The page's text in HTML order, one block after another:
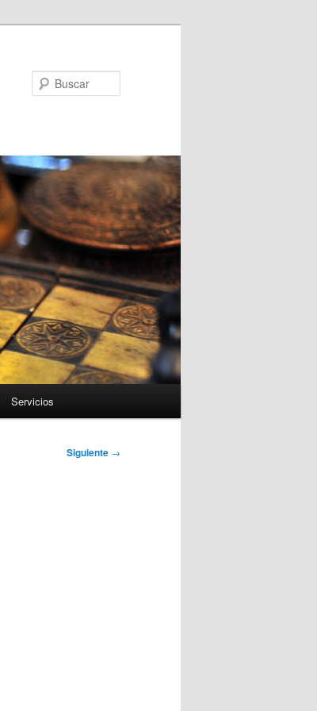
Servicios
Siguiente →